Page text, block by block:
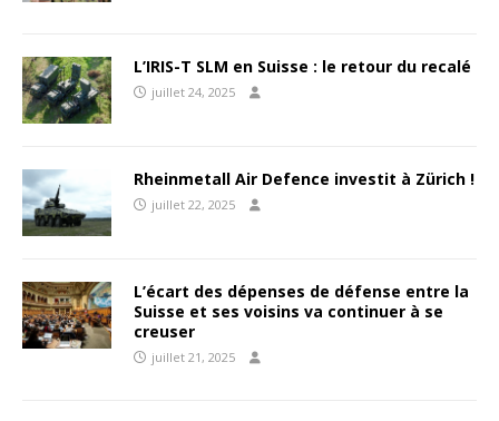
L’IRIS-T SLM en Suisse : le retour du recalé
juillet 24, 2025
Rheinmetall Air Defence investit à Zürich !
juillet 22, 2025
L’écart des dépenses de défense entre la
Suisse et ses voisins va continuer à se
creuser
juillet 21, 2025